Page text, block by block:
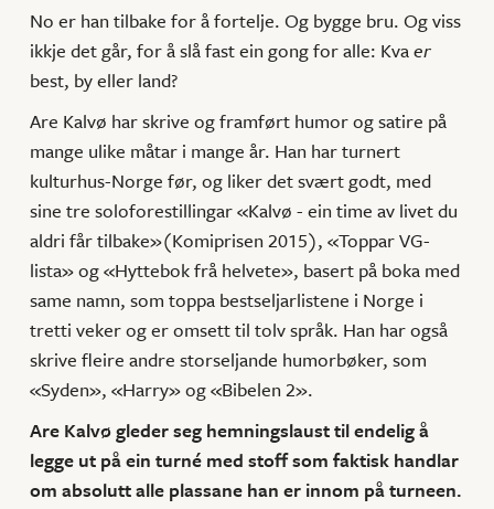
No er han tilbake for å fortelje. Og bygge bru. Og viss
ikkje det går, for å slå fast ein gong for alle: Kvaer
best, by eller land?
Are Kalvø har skrive og framført humor og satire på
mange ulike måtar i mange år. Han har turnert
kulturhus-Norge før, og liker det svært godt, med
sine tre soloforestillingar «Kalvø - ein time av livet du
aldri får tilbake»(Komiprisen 2015), «Toppar VG-
lista» og «Hyttebok frå helvete», basert på boka med
same namn, som toppa bestseljarlistene i Norge i
tretti veker og er omsett til tolv språk. Han har også
skrive fleire andre storseljande humorbøker, som
«Syden», «Harry» og «Bibelen 2».
Are Kalvø gleder seg hemningslaust til endelig å
legge ut på ein turné med stoff som faktisk handlar
om absolutt alle plassane han er innom på turneen.